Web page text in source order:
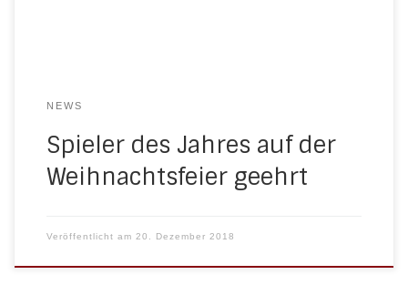
NEWS
Spieler des Jahres auf der
Weihnachtsfeier geehrt
Veröffentlicht am 20. Dezember 2018